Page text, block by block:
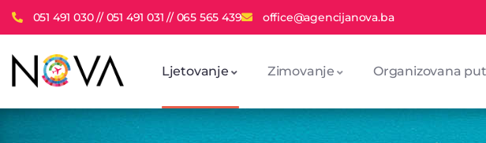
051 491 030 // 051 491 031 // 065 565 439 office@agencijanova.ba
Ljetovanje Zimovanje Organizovana